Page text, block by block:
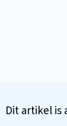
Dit artikel is